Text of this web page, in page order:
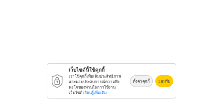
เว็บไซต์นี้ใช้คุกกี้
เราใช้คุกกี้เพื่อเพิ่มประสิทธิภาพ
และมอบประสบการณ์ความพึง
พอใจของท่านในการใช้งาน
เว็บไซต์ เรียนรู้เพิ่มเติม
ตั้งค่าคุกกี้ ยอมรับ